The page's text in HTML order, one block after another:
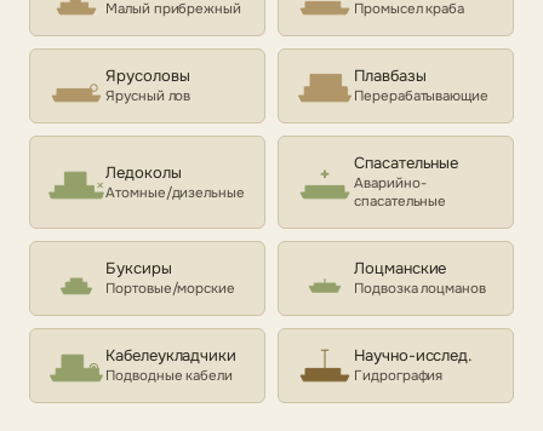
Малый прибрежный Промысел краба
Ярусоловы
Ярусный лов
Плавбазы
Перерабатывающие
Ледоколы
Атомные/дизельные
Спасательные
Аварийно-
спасательные
Буксиры
Портовые/морские
Лоцманские
Подвозка лоцманов
Кабелеукладчики
Подводные кабели
Научно-исслед.
Гидрография